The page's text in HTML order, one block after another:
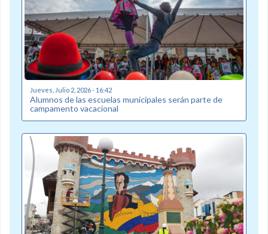
Jueves, Julio 2, 2026 - 16:42
Alumnos de las escuelas municipales serán parte de
campamento vacacional